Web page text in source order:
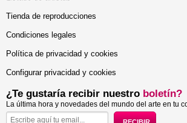
Tienda de reproducciones
Condiciones legales
Política de privacidad y cookies
Configurar privacidad y cookies
¿Te gustaría recibir nuestro boletín?
La última hora y novedades del mundo del arte en tu